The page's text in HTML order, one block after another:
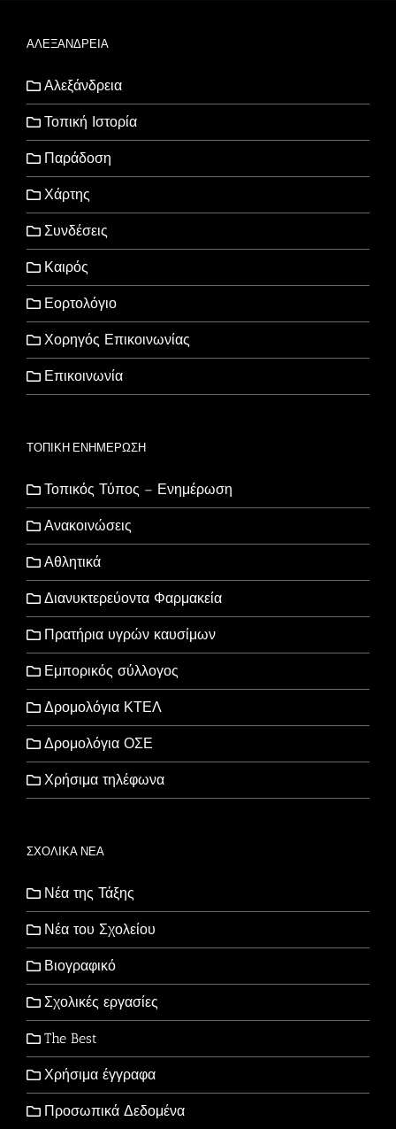
ΑΛΕΞΑΝΔΡΕΙΑ
Αλεξάνδρεια
Τοπική Ιστορία
Παράδοση
Χάρτης
Συνδέσεις
Καιρός
Εορτολόγιο
Χορηγός Επικοινωνίας
Επικοινωνία
ΤΟΠΙΚΗ ΕΝΗΜΕΡΩΣΗ
Τοπικός Τύπος – Ενημέρωση
Ανακοινώσεις
Αθλητικά
Διανυκτερεύοντα Φαρμακεία
Πρατήρια υγρών καυσίμων
Εμπορικός σύλλογος
Δρομολόγια ΚΤΕΛ
Δρομολόγια ΟΣΕ
Χρήσιμα τηλέφωνα
ΣΧΟΛΙΚΑ ΝΕΑ
Νέα της Τάξης
Νέα του Σχολείου
Βιογραφικό
Σχολικές εργασίες
The Best
Χρήσιμα έγγραφα
Προσωπικά Δεδομένα